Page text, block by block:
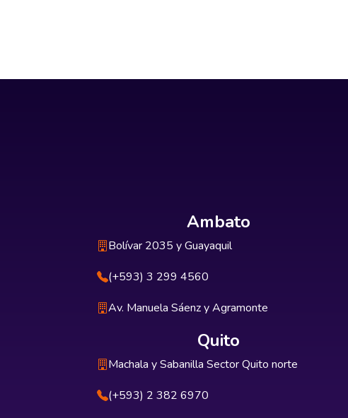
Ambato
Bolívar 2035 y Guayaquil
(+593) 3 299 4560
Av. Manuela Sáenz y Agramonte
Quito
Machala y Sabanilla Sector Quito norte
(+593) 2 382 6970